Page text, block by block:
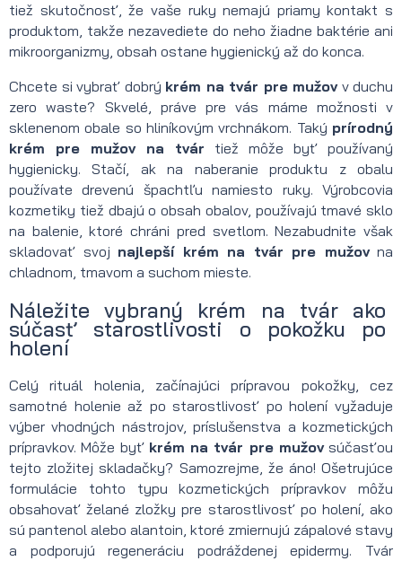
tiež skutočnosť, že vaše ruky nemajú priamy kontakt s
produktom, takže nezavediete do neho žiadne baktérie ani
mikroorganizmy, obsah ostane hygienický až do konca.
Chcete si vybrať dobrý krém na tvár pre mužovv duchu
zero waste? Skvelé, práve pre vás máme možnosti v
sklenenom obale so hliníkovým vrchnákom. Taký prírodný
krém pre mužov na tvár tiež môže byť používaný
hygienicky. Stačí, ak na naberanie produktu z obalu
používate drevenú špachtľu namiesto ruky. Výrobcovia
kozmetiky tiež dbajú o obsah obalov, používajú tmavé sklo
na balenie, ktoré chráni pred svetlom. Nezabudnite však
skladovať svoj najlepší krém na tvár pre mužovna
chladnom, tmavom a suchom mieste.
Náležite vybraný krém na tvár ako
súčasť starostlivosti o pokožku po
holení
Celý rituál holenia, začínajúci prípravou pokožky, cez
samotné holenie až po starostlivosť po holení vyžaduje
výber vhodných nástrojov, príslušenstva a kozmetických
prípravkov. Môže byť krém na tvár pre mužovsúčasťou
tejto zložitej skladačky? Samozrejme, že áno! Ošetrujúce
formulácie tohto typu kozmetických prípravkov môžu
obsahovať želané zložky pre starostlivosť po holení, ako
sú pantenol alebo alantoin, ktoré zmiernujú zápalové stavy
a podporujú regeneráciu podráždenej epidermy. Tvár